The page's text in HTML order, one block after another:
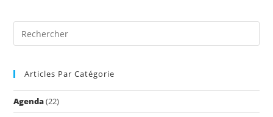
Articles Par Catégorie
Agenda(22)